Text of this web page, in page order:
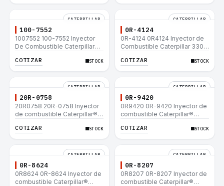
CATERPILLAR
100-7552
1007552 100-7552 Inyector
De Combustible Caterpillar®
12H 140G 950B
COTIZAR STOCK
CATERPILLAR
0R-4124
0R-4124 0R4124 Inyector de
Combustible Caterpillar 3306
160H D6R D6H D6R
COTIZAR STOCK
CATERPILLAR
20R-0758
20R0758 20R-0758 Inyector
de combustible Caterpillar®
657E 631E 988F II
COTIZAR STOCK
CATERPILLAR
0R-9420
0R9420 0R-9420 Inyector de
combustible Caterpillar®
657E 631E 988F II
COTIZAR STOCK
CATERPILLAR
0R-8624
0R8624 0R-8624 Inyector de
combustible Caterpillar®
CATERPILLAR
0R-8207
0R8207 0R-8207 Inyector de
combustible Caterpillar®